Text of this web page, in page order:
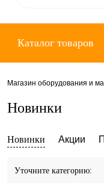
Каталог товаров
Магазин оборудования и
Новинки
Новинки Акции
Уточните категорию: